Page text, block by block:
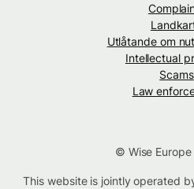
Utlåtande om
Intellectual
Scams
Law
© Wise Europe
This website is jointly operated